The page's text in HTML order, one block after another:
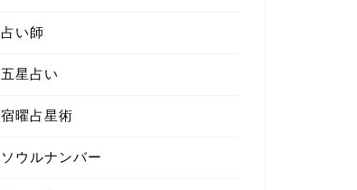
占い師
五星占い
宿曜占星術
ソウルナンバー